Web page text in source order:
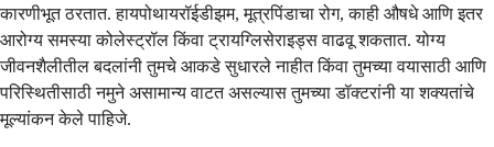
कारणीभूत ठरतात. हायपोथायरॉईडीझम, मूत्रपिंडाचा रोग, काही औषधे आणि इतर
आरोग्य समस्या कोलेस्ट्रॉल किंवा ट्रायग्लिसेराइड्स वाढवू शकतात. योग्य
जीवनशैलीतील बदलांनी तुमचे आकडे सुधारले नाहीत किंवा तुमच्या वयासाठी आणि
परिस्थितीसाठी नमुने असामान्य वाटत असल्यास तुमच्या डॉक्टरांनी या शक्यतांचे
मूल्यांकन केले पाहिजे.